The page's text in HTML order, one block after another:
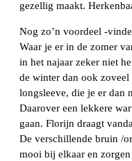
gezellig maakt.
Nog zo’n voordeel -
Waar je er in de zomer
in het najaar zeker niet
de winter dan ook zoveel
longsleeve, die je er dan
Daarover een lekkere
gaan. Florijn draagt
De verschillende bruin /
mooi bij elkaar en